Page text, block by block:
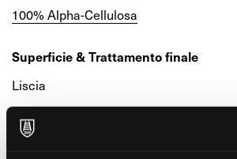
100% Alpha-Cellulosa
Superficie & Trattamento finale
Liscia
Caratteristiche ambientali &